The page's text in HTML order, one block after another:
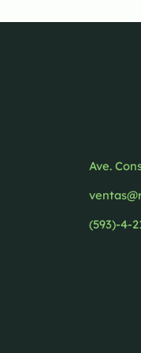
Ave.
(593)-4-